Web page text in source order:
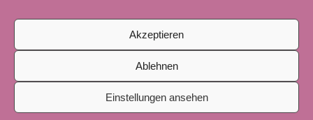
Akzeptieren
Ablehnen
Einstellungen ansehen
Juni 2026
Als der See zum Lehrer wurde29. Juni